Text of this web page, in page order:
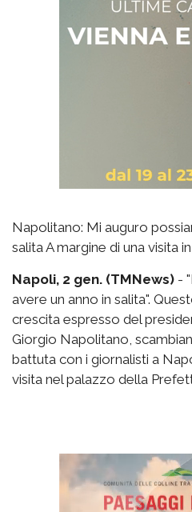
Napolitano: Mi auguro
salita A margine di una visita
Napoli, 2 gen. (TMNews) -
avere un anno in salita".
crescita espresso del
Giorgio Napolitano,
battuta con i giornalisti a
visita nel palazzo della